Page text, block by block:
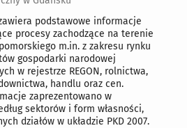
podstawowe informacje
procesy zachodzące na terenie
m.in. z zakresu rynku
gospodarki narodowej
w rejestrze REGON, rolnictwa,
handlu oraz cen.
zaprezentowano w
sektorów i form własności,
działów w układzie PKD 2007.